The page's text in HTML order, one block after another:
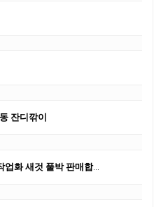
잔디깎이
새것 풀박 판매합니다.